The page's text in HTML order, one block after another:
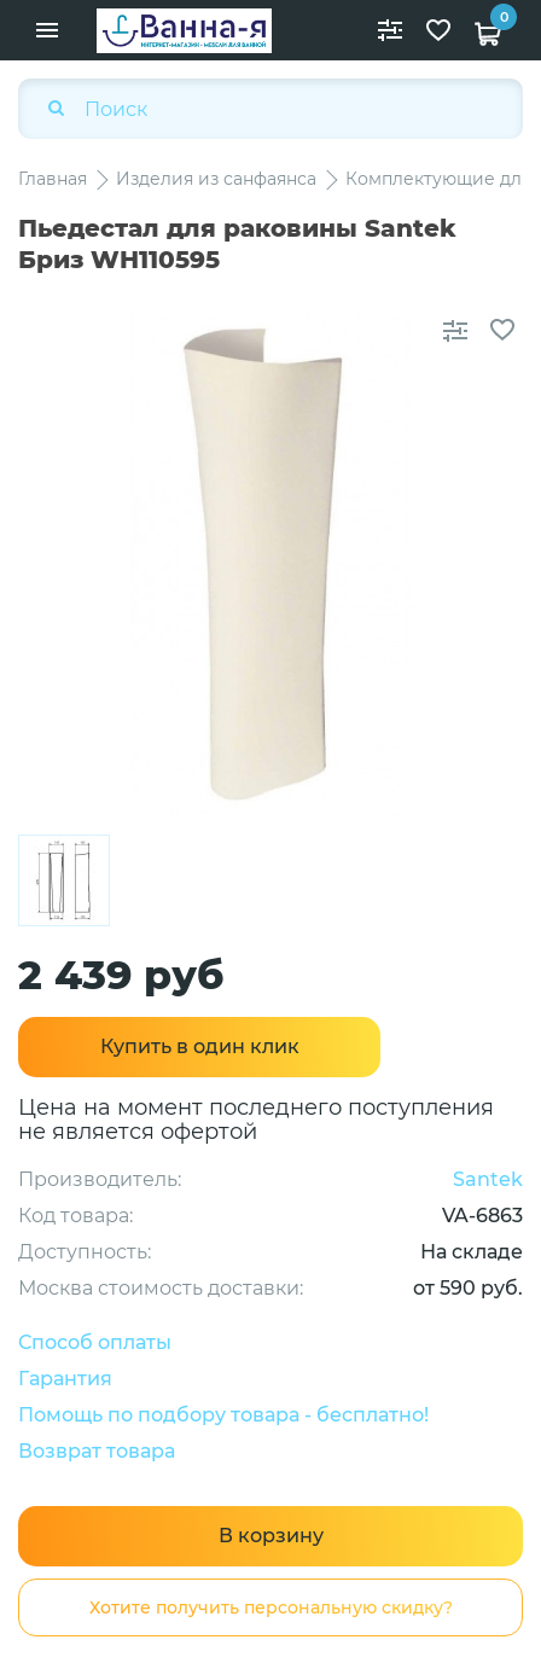
0
Главная Изделия из санфаянса Комплектующие для
Пьедестал для раковины Santek
Бриз WH110595
2 439 руб
Купить в один клик
Цена на момент последнего поступления
не является офертой
Производитель:
Santek
Код товара:
VA-6863
Доступность:
На складе
Москва стоимость доставки:
от 590 руб.
Способ оплаты
Гарантия
Помощь по подбору товара - бесплатно!
Возврат товара
В корзину
Хотите получить персональную скидку?